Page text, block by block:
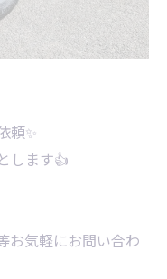
頼✨
します👍
お気軽にお問い合わ